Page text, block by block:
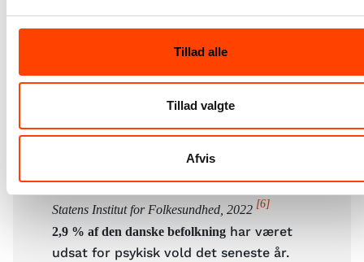
Tillad alle
Tillad valgte
Afvis
Psykisk vold i Danmark
76.000 mænd
udsat for psykisk vold fra en nuværende
Statens Institut for Folkesundhed, 2022 [6]
2,9 % af den danske befolkning har været
udsat for psykisk vold det seneste år.